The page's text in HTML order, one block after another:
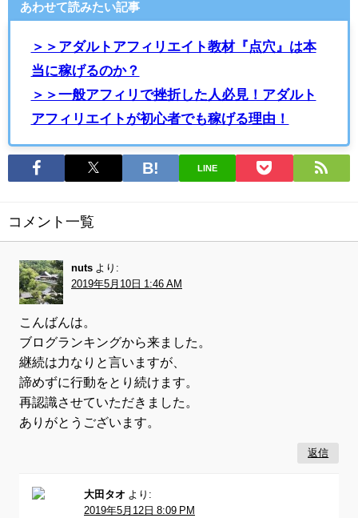
あわせて読みたい記事
＞＞アダルトアフィリエイト教材『点穴』は本
当に稼げるのか？
＞＞一般アフィリで挫折した人必見！アダルト
アフィリエイトが初心者でも稼げる理由！
LINE
コメント一覧
nuts より:
2019年5月10日 1:46 AM
こんばんは。
ブログランキングから来ました。
継続は力なりと言いますが、
諦めずに行動をとり続けます。
再認識させていただきました。
ありがとうございます。
返信
大田タオ より:
2019年5月12日 8:09 PM